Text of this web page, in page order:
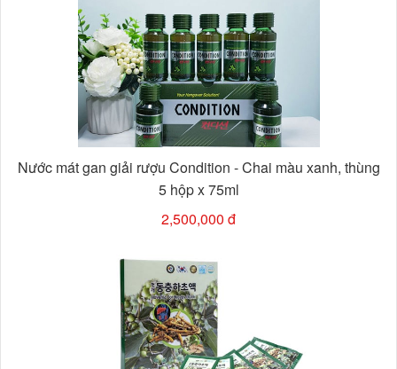
Nước mát gan giải rượu Condition - Chai màu xanh, thùng
5 hộp x 75ml
2,500,000 đ